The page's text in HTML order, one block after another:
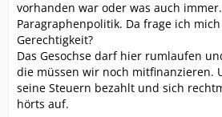
vorhanden war oder was auch
Paragraphenpolitik. Da frage ich
Gerechtigkeit?
Das Gesochse darf hier rumlaufen
die müssen wir noch mitfinanzieren.
seine Steuern bezahlt und sich
hörts auf.